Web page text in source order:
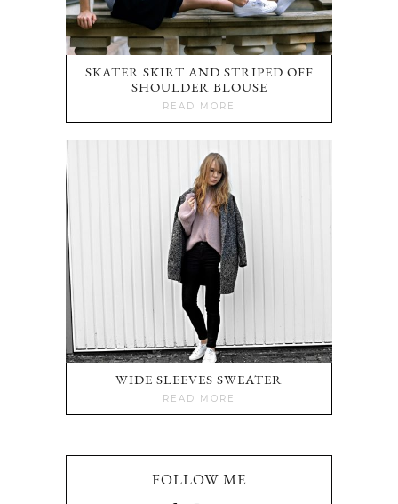
SKATER SKIRT AND STRIPED OFF
SHOULDER BLOUSE
READ MORE
WIDE SLEEVES SWEATER
READ MORE
FOLLOW ME